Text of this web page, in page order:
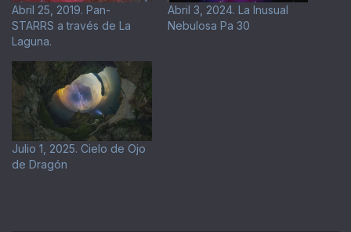
Abril 25, 2019. Pan-
STARRS a través de La
Laguna.
Abril 3, 2024. La Inusual
Nebulosa Pa 30
Julio 1, 2025. Cielo de Ojo
de Dragón